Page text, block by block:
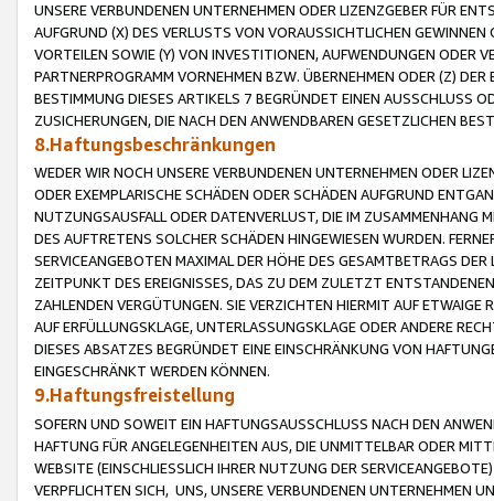
UNSERE VERBUNDENEN UNTERNEHMEN ODER LIZENZGEBER FÜR
AUFGRUND (X) DES VERLUSTS VON VORAUSSICHTLICHEN
VORTEILEN SOWIE (Y) VON INVESTITIONEN, AUFWENDUNGEN ODER
PARTNERPROGRAMM VORNEHMEN BZW. ÜBERNEHMEN ODER (Z)
BESTIMMUNG DIESES ARTIKELS 7 BEGRÜNDET EINEN AUSSCHLUSS
ZUSICHERUNGEN, DIE NACH DEN ANWENDBAREN GESETZLICHEN
8.Haftungsbeschränkungen
WEDER WIR NOCH UNSERE VERBUNDENEN UNTERNEHMEN ODER
ODER EXEMPLARISCHE SCHÄDEN ODER SCHÄDEN AUFGRUND
NUTZUNGSAUSFALL ODER DATENVERLUST, DIE IM ZUSAMMENHANG
DES AUFTRETENS SOLCHER SCHÄDEN HINGEWIESEN WURDEN.
SERVICEANGEBOTEN MAXIMAL DER HÖHE DES GESAMTBETRAGS
ZEITPUNKT DES EREIGNISSES, DAS ZU DEM ZULETZT
ZAHLENDEN VERGÜTUNGEN. SIE VERZICHTEN HIERMIT AUF
AUF ERFÜLLUNGSKLAGE, UNTERLASSUNGSKLAGE ODER ANDERE
DIESES ABSATZES BEGRÜNDET EINE EINSCHRÄNKUNG VON
EINGESCHRÄNKT WERDEN KÖNNEN.
9.Haftungsfreistellung
SOFERN UND SOWEIT EIN HAFTUNGSAUSSCHLUSS NACH DEN
HAFTUNG FÜR ANGELEGENHEITEN AUS, DIE UNMITTELBAR ODER
WEBSITE (EINSCHLIESSLICH IHRER NUTZUNG DER
VERPFLICHTEN SICH, UNS, UNSERE VERBUNDENEN UNTERNEHMEN